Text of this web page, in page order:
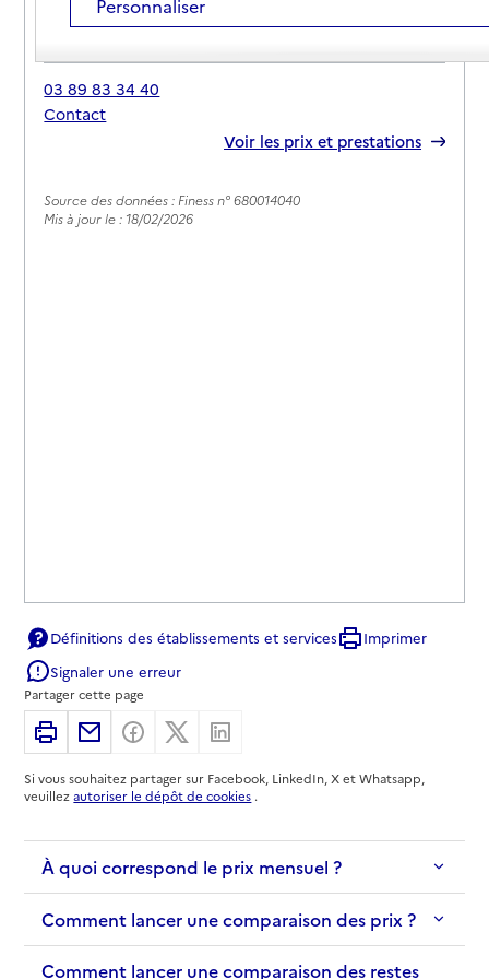
Adresse
1 rue des Molènes
68490-Bantzenheim
03 89 83 34 40
Contact
Voir les prix et prestations
Source des données : Finess n° 680014040
Mis à jour le : 18/02/2026
Définitions des établissements et services
Imprimer
Signaler une erreur
Partager cette page
ImprimerPartager par email
Partager sur Facebook
Partager sur X
Si vous souhaitez partager sur Facebook, LinkedIn, X et Whatsapp,
veuillezautoriser le dépôt de cookies .
À quoi correspond le prix mensuel ?
Comment lancer une comparaison des prix ?
Comment lancer une comparaison des restes
Personnaliser